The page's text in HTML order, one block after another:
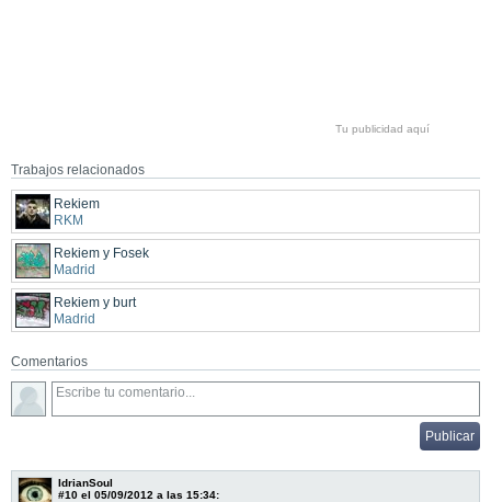
Tu publicidad aquí
Trabajos relacionados
Rekiem
RKM
Rekiem y Fosek
Madrid
Rekiem y burt
Madrid
Comentarios
IdrianSoul
#10 el 05/09/2012 a las 15:34: